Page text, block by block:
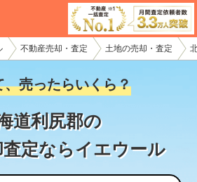
不動産売却・査定 土地の売却・査定
、売ったらいくら？
道利尻郡の
定ならイエウール
動産会社様